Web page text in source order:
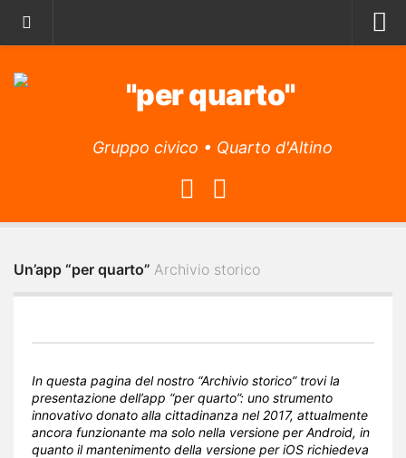
Il Programma
Attività
Archivio articoli
Gruppo civico • Quarto d'Altino
Un’app “per quarto” Archivio storico
In questa pagina del nostro “Archivio storico” trovi la
presentazione dell’app “per quarto”: uno strumento
innovativo donato alla cittadinanza nel 2017, attualmente
ancora funzionante ma solo nella versione per Android, in
quanto il mantenimento della versione per iOS richiedeva